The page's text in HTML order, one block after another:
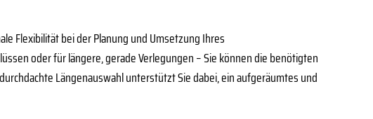
Flexibilität bei der Planung und Umsetzung Ihres
oder für längere, gerade Verlegungen – Sie können die benötigten
Längenauswahl unterstützt Sie dabei, ein aufgeräumtes und